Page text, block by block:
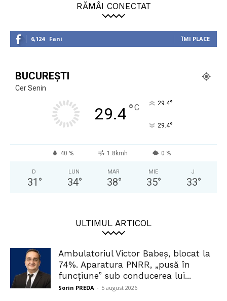
RĂMÂI CONECTAT
6,124 Fani ÎMI PLACE
BUCUREȘTI
Cer Senin
29.4°C 29.4°
29.4°
40 % 1.8kmh 0 %
D
31 °
LUN
34°
MAR
38°
MIE
35°
J
33°
ULTIMUL ARTICOL
Ambulatoriul Victor Babeș, blocat la
74%. Aparatura PNRR, „pusă în
funcțiune” sub conducerea lui...
Sorin PREDA - 5 august 2026